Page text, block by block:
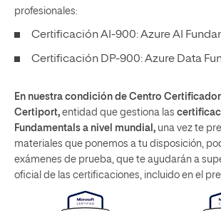
profesionales:
Certificación AI-900: Azure AI
Certificación DP-900: Azure Data
En nuestra condición de Centro
Certiport, entidad que gestiona las
Fundamentals a nivel mundial, una vez te
materiales que ponemos a tu disposición,
exámenes de prueba, que te ayudarán a
oficial de las certificaciones, incluido en el